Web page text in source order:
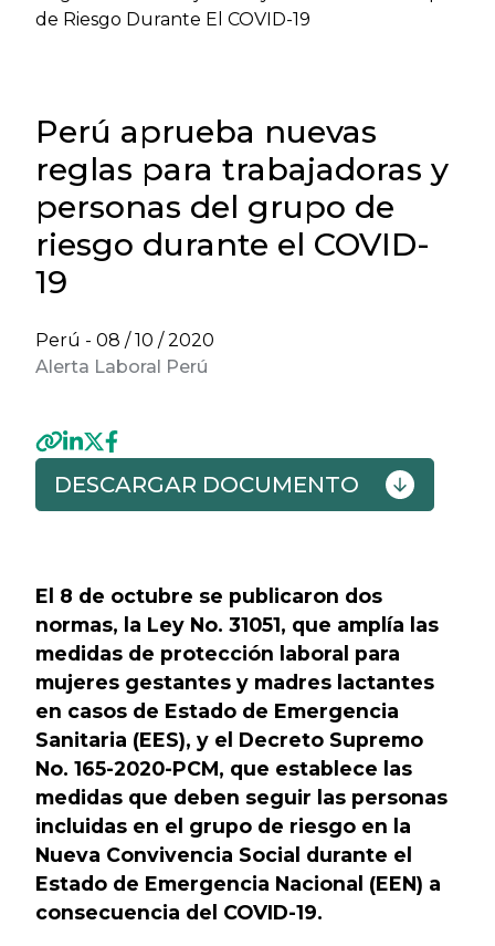
de Riesgo Durante El COVID-19
Perú aprueba nuevas
reglas para trabajadoras y
personas del grupo de
riesgo durante el COVID-
19
Perú - 08 / 10 / 2020
Alerta Laboral Perú
DESCARGAR DOCUMENTO
El 8 de octubre se publicaron dos
normas, la Ley No. 31051, que amplía las
medidas de protección laboral para
mujeres gestantes y madres lactantes
en casos de Estado de Emergencia
Sanitaria (EES), y el Decreto Supremo
No. 165-2020-PCM, que establece las
medidas que deben seguir las personas
incluidas en el grupo de riesgo en la
Nueva Convivencia Social durante el
Estado de Emergencia Nacional (EEN) a
consecuencia del COVID-19.